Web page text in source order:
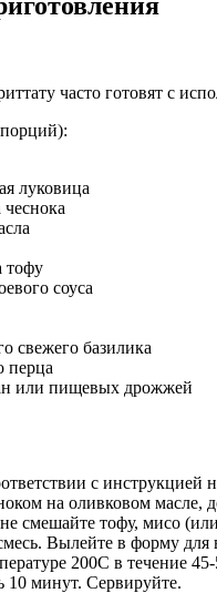
часто готовят с
луковица
тофу
соуса
свежего базилика
перца
или пищевых дрожжей
с инструкцией
на оливковом масле,
смешайте тофу, мисо
Вылейте в форму для
200С в течение
10 минут. Сервируйте.